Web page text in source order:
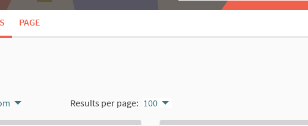
PAGE
Results per page: 100